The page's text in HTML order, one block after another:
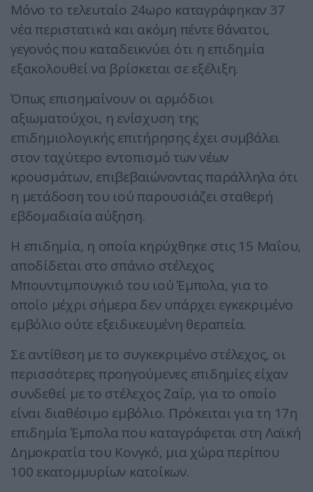
Μόνο το τελευταίο 24ωρο καταγράφηκαν 37
νέα περιστατικά και ακόμη πέντε θάνατοι,
γεγονός που καταδεικνύει ότι η επιδημία
εξακολουθεί να βρίσκεται σε εξέλιξη.
Όπως επισημαίνουν οι αρμόδιοι
αξιωματούχοι, η ενίσχυση της
επιδημιολογικής επιτήρησης έχει συμβάλει
στον ταχύτερο εντοπισμό των νέων
κρουσμάτων, επιβεβαιώνοντας παράλληλα ότι
η μετάδοση του ιού παρουσιάζει σταθερή
εβδομαδιαία αύξηση.
Η επιδημία, η οποία κηρύχθηκε στις 15 Μαΐου,
αποδίδεται στο σπάνιο στέλεχος
Μπουντιμπουγκιό του ιού Έμπολα, για το
οποίο μέχρι σήμερα δεν υπάρχει εγκεκριμένο
εμβόλιο ούτε εξειδικευμένη θεραπεία.
Σε αντίθεση με το συγκεκριμένο στέλεχος, οι
περισσότερες προηγούμενες επιδημίες είχαν
συνδεθεί με το στέλεχος Ζαΐρ, για το οποίο
είναι διαθέσιμο εμβόλιο. Πρόκειται για τη 17η
επιδημία Έμπολα που καταγράφεται στη Λαϊκή
Δημοκρατία του Κονγκό, μια χώρα περίπου
100 εκατομμυρίων κατοίκων.